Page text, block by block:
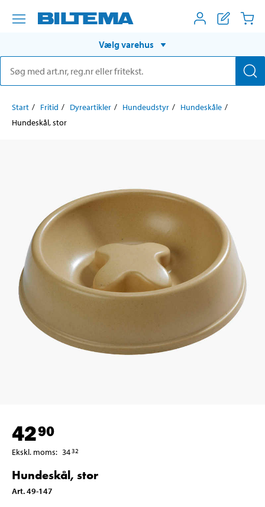
Vælg varehus
Start Fritid Dyreartikler Hundeudstyr
Hundeskåle
Hundeskål, stor
4290
Ekskl. moms: 3432
Hundeskål, stor
Art.49-147